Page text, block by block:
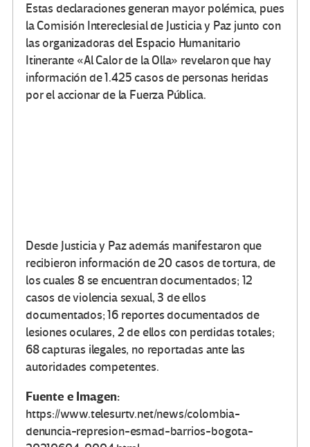
Estas declaraciones generan mayor polémica, pues
la Comisión Intereclesial de Justicia y Paz junto con
las organizadoras del Espacio Humanitario
Itinerante «Al Calor de la Olla» revelaron que hay
información de 1.425 casos de personas heridas
por el accionar de la Fuerza Pública.
Desde Justicia y Paz además manifestaron que
recibieron información de 20 casos de tortura, de
los cuales 8 se encuentran documentados; 12
casos de violencia sexual, 3 de ellos
documentados; 16 reportes documentados de
lesiones oculares, 2 de ellos con perdidas totales;
68 capturas ilegales, no reportadas ante las
autoridades competentes.
Fuente e Imagen:
https://www.telesurtv.net/news/colombia-
denuncia-represion-esmad-barrios-bogota-